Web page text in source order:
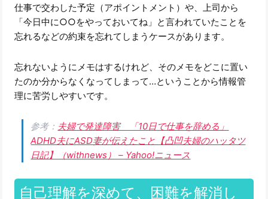
仕事で交わした予定（アポイントメント）や、上司から
「今日中に○○をやっておいてね」と言われていたことを
忘れるなどの約束を忘れてしまうケースがあります。
忘れないようにメモはするけれど、そのメモをどこに置い
たのか分からなくなってしまって…ということから情報管
理に苦労しやすいです。
参考： 夫婦で発達障害 「10日で仕事を辞める」
ADHD夫にASD妻が伝えたこと【凸凹夫婦のハッタツ
日記】（withnews） – Yahoo!ニュース
自己理解を深めて、困難を解消し